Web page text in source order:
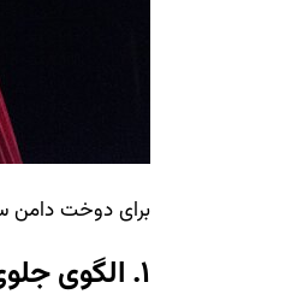
برای دوخت دامن
1. الگوی جلوی دامن